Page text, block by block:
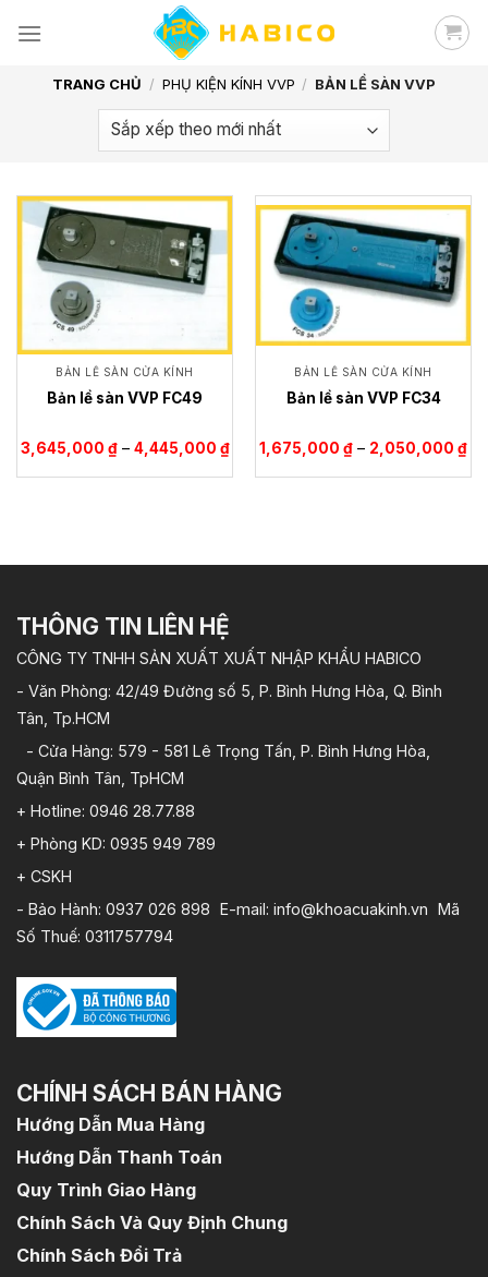
TRANG CHỦ / PHỤ KIỆN KÍNH VVP / BẢN LỀ SÀN VVP
BẢN LỀ SÀN CỬA KÍNH
Bản lề sàn VVP FC49
3,645,000 ₫ – 4,445,000 ₫Khoảng
giá:
từ
BẢN LỀ SÀN CỬA KÍNH
Bản lề sàn VVP FC34
1,675,000 ₫ – 2,050,000 ₫
từ
THÔNG TIN LIÊN HỆ
CÔNG TY TNHH SẢN XUẤT XUẤT NHẬP KHẨU HABICO
- Văn Phòng: 42/49 Đường số 5, P. Bình Hưng Hòa, Q. Bình
Tân, Tp.HCM
- Cửa Hàng: 579 - 581 Lê Trọng Tấn, P. Bình Hưng Hòa,
Quận Bình Tân, TpHCM
+ Hotline: 0946 28.77.88
+ Phòng KD: 0935 949 789
+ CSKH
- Bảo Hành: 0937 026 898 E-mail: info@khoacuakinh.vn Mã
Số Thuế: 0311757794
CHÍNH SÁCH BÁN HÀNG
Hướng Dẫn Mua Hàng
Hướng Dẫn Thanh Toán
Quy Trình Giao Hàng
Chính Sách Và Quy Định Chung
Chính Sách Đổi Trả